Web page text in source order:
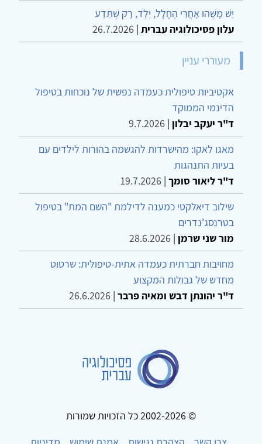
יֵשׁ מַשֶּׁהוּ אַחֲרֵי הֶחָלָל, יֶלֶד, רַק שֶׁתֵּדַע
עלון פסיכולוגיה עברית |
26.7.2026
מעוררי עניין
אקטיביות טיפולית כעמדה נפשית של נוכחות בטיפול
הדינמי הממוקד
ד"ר יעקב יבלון |
9.7.2026
מאגו לאקו: מהישרדות להגשמה בהורות לילדים עם
בעיות התנהגות
ד"ר ליאור סומך |
19.7.2026
שילוב דיאלקטי כמענה לדילמת "השם המת" בטיפול
בטרנסג'נדרים
מור שני שרמן |
28.6.2026
מחויבות חברתית כעמדה אתית-טיפולית: שרטוט
מחדש של גבולות המקצוע
ד"ר יהונתן דבש ומאיה פרבר |
26.6.2026
© 2002-2026 כל הזכויות שמורות